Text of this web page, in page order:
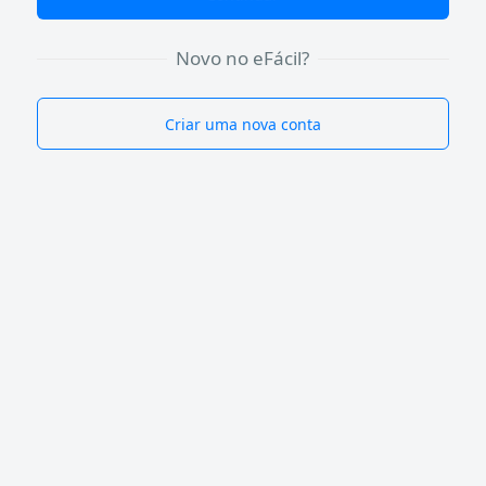
Novo no eFácil?
Criar uma nova conta